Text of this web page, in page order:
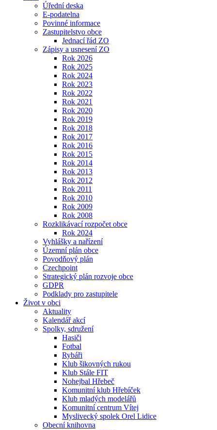
Úřední deska
E-podatelna
Povinné informace
Zastupitelstvo obce
Jednací řád ZO
Zápisy a usnesení ZO
Rok 2026
Rok 2025
Rok 2024
Rok 2023
Rok 2022
Rok 2021
Rok 2020
Rok 2019
Rok 2018
Rok 2017
Rok 2016
Rok 2015
Rok 2014
Rok 2013
Rok 2012
Rok 2011
Rok 2010
Rok 2009
Rok 2008
Rozklikávací rozpočet obce
Rok 2024
Vyhlášky a nařízení
Územní plán obce
Povodňový plán
Czechpoint
Strategický plán rozvoje obce
GDPR
Podklady pro zastupitele
Život v obci
Aktuality
Kalendář akcí
Spolky, sdružení
Hasiči
Fotbal
Rybáři
Klub šikovných rukou
Klub Stále FIT
Nohejbal Hřebeč
Komunitní klub Hřebíček
Klub mladých modelářů
Komunitní centrum Vítej
Myslivecký spolek Orel Lidice
Obecní knihovna